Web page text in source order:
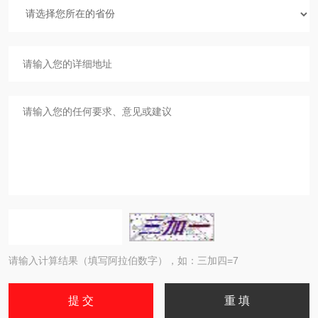
请输入计算结果（填写阿拉伯数字），如：三加四=7